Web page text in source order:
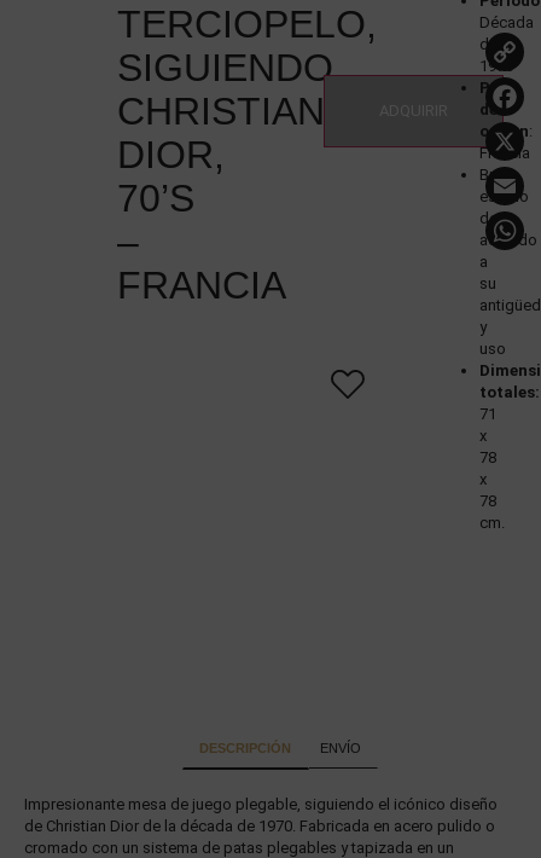
TERCIOPELO,
SIGUIENDO
CHRISTIAN
DIOR,
70’S
–
FRANCIA
Década
de
1970
País
de
origen:
Francia
Buen
estado
de
acuerdo
a
su
y
uso
totales:
71
x
78
x
78
cm.
DESCRIPCIÓN ENVÍO
Impresionante mesa de juego plegable, siguiendo el icónico diseño
de Christian Dior de la década de 1970. Fabricada en acero pulido o
cromado con un sistema de patas plegables y tapizada en un